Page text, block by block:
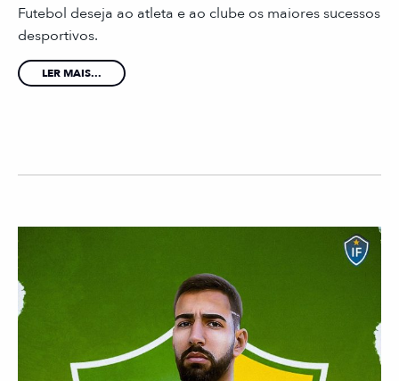
Futebol deseja ao atleta e ao clube os maiores sucessos
desportivos.
LER MAIS...